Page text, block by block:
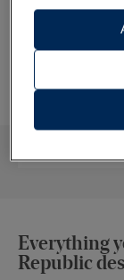
Le
Everything
Republic